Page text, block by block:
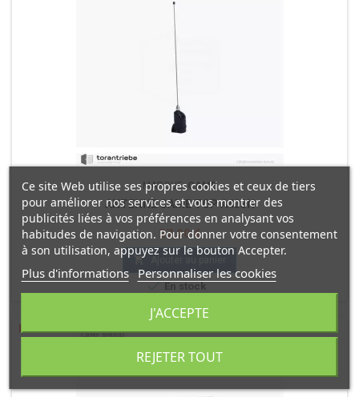
MARQUE:CAME
ANTENNE CAME TOP A433N
Prix
27,00 €

 En stock
Ce site Web utilise ses propres cookies et ceux de tiers
pour améliorer nos services et vous montrer des
publicités liées à vos préférences en analysant vos
habitudes de navigation. Pour donner votre consentement
à son utilisation, appuyez sur le bouton Accepter.
Plus d'informations Personnaliser les cookies
REJETER TOUT
J'ACCEPTE